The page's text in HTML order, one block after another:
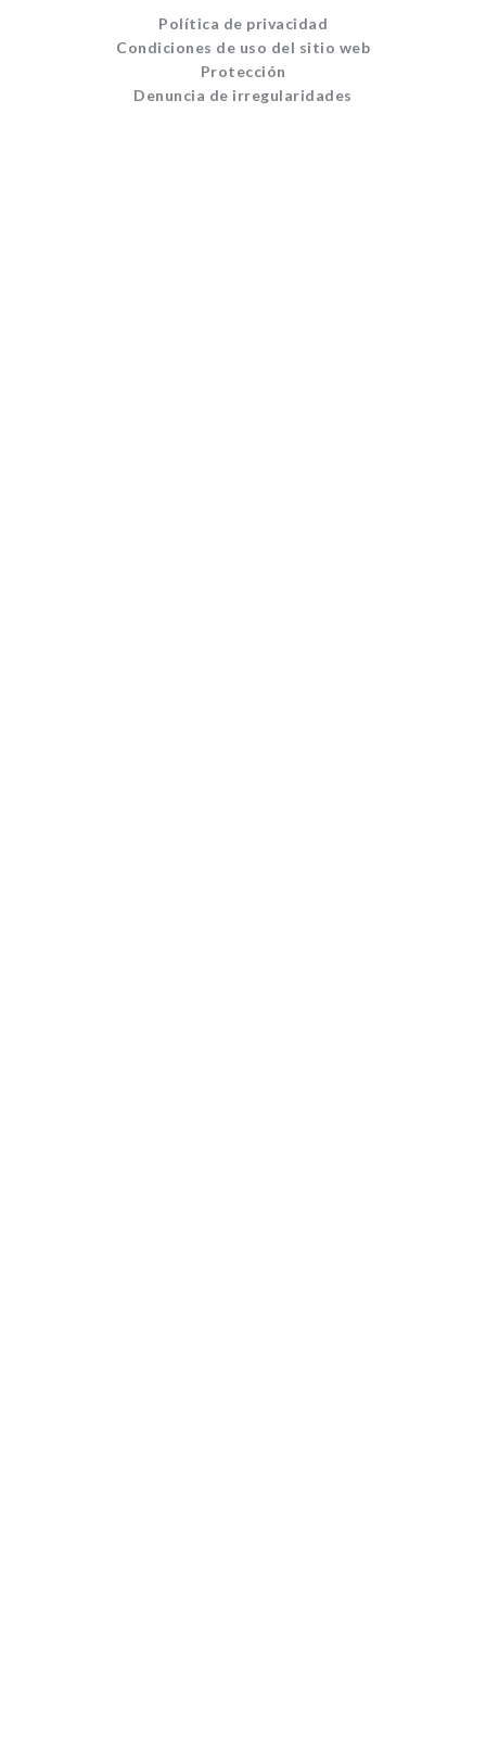
Política de privacidad
Condiciones de uso del sitio web
Protección
Denuncia de irregularidades